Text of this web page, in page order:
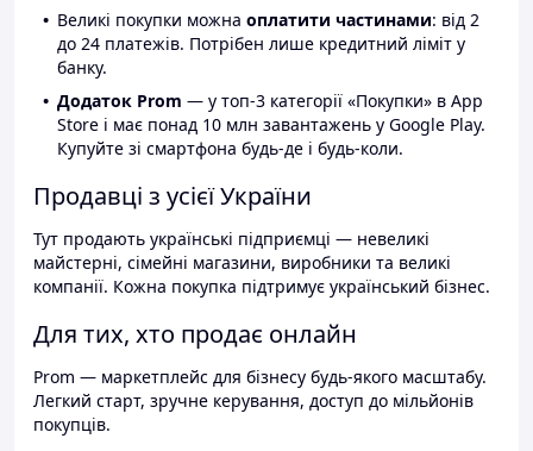
Великі покупки можна оплатити частинами: від 2
до 24 платежів. Потрібен лише кредитний ліміт у
банку.
Додаток Prom — у топ-3 категорії «Покупки» в App
Store і має понад 10 млн завантажень у Google Play.
Купуйте зі смартфона будь-де і будь-коли.
Продавці з усієї України
Тут продають українські підприємці — невеликі
майстерні, сімейні магазини, виробники та великі
компанії. Кожна покупка підтримує український бізнес.
Для тих, хто продає онлайн
Prom — маркетплейс для бізнесу будь-якого масштабу.
Легкий старт, зручне керування, доступ до мільйонів
покупців.